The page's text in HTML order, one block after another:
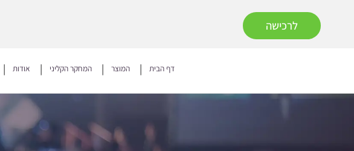
לרכישה
דף הבית המוצר המחקר הקליני אודות